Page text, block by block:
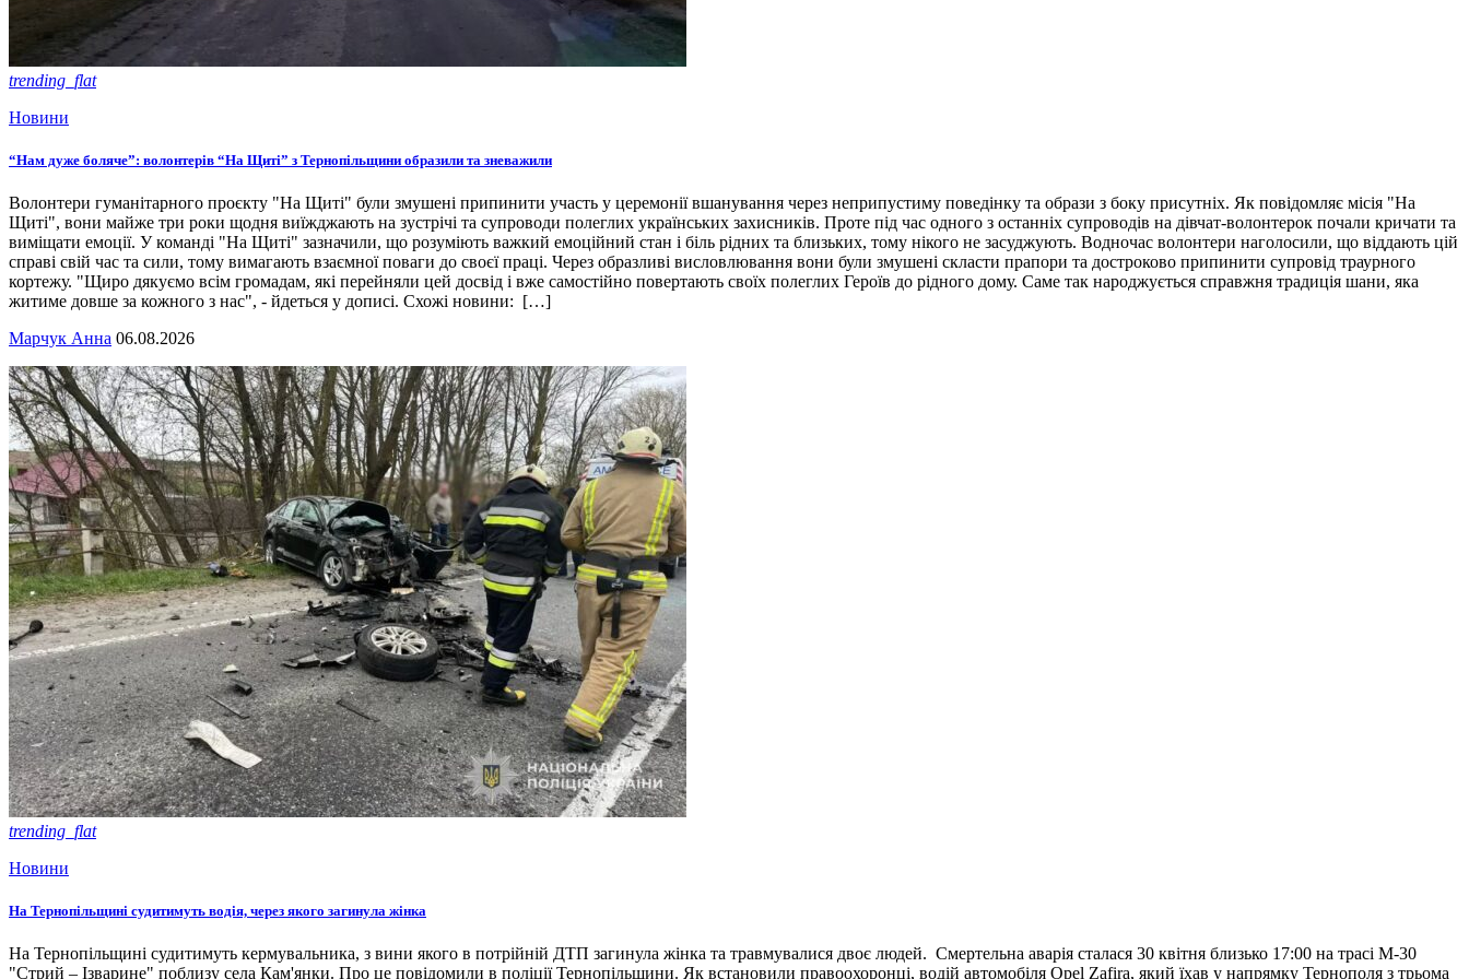
trending_flat
Новини
“Нам дуже боляче”: волонтерів “На Щиті” з Тернопільщини образили та зневажили
Волонтери гуманітарного проєкту "На Щиті" були змушені припинити участь у церемонії вшанування через неприпустиму поведінку та образи з боку присутніх. Як повідомляє місія "На
Щиті", вони майже три роки щодня виїжджають на зустрічі та супроводи полеглих українських захисників. Проте під час одного з останніх супроводів на дівчат-волонтерок почали кричати та
виміщати емоції. У команді "На Щиті" зазначили, що розуміють важкий емоційний стан і біль рідних та близьких, тому нікого не засуджують. Водночас волонтери наголосили, що віддають цій
справі свій час та сили, тому вимагають взаємної поваги до своєї праці. Через образливі висловлювання вони були змушені скласти прапори та достроково припинити супровід траурного
кортежу. "Щиро дякуємо всім громадам, які перейняли цей досвід і вже самостійно повертають своїх полеглих Героїв до рідного дому. Саме так народжується справжня традиція шани, яка
житиме довше за кожного з нас", - йдеться у дописі. Схожі новини: […]
Марчук Анна 06.08.2026
trending_flat
Новини
На Тернопільщині судитимуть водія, через якого загинула жінка
На Тернопільщині судитимуть кермувальника, з вини якого в потрійній ДТП загинула жінка та травмувалися двоє людей. Смертельна аварія сталася 30 квітня близько 17:00 на трасі М-30
"Стрий – Ізварине" поблизу села Кам'янки. Про це повідомили в поліції Тернопільщини. Як встановили правоохоронці, водій автомобіля Opel Zafira, який їхав у напрямку Тернополя з трьома